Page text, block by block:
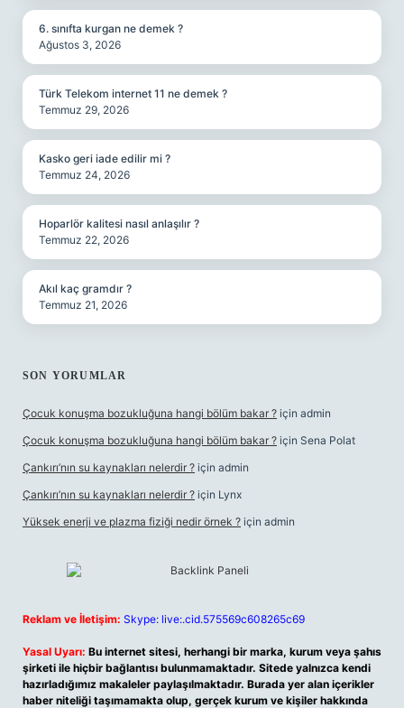
6. sınıfta kurgan ne demek ?
Ağustos 3, 2026
Türk Telekom internet 11 ne demek ?
Temmuz 29, 2026
Kasko geri iade edilir mi ?
Temmuz 24, 2026
Hoparlör kalitesi nasıl anlaşılır ?
Temmuz 22, 2026
Akıl kaç gramdır ?
Temmuz 21, 2026
SON YORUMLAR
Çocuk konuşma bozukluğuna hangi bölüm bakar ? için admin
Çocuk konuşma bozukluğuna hangi bölüm bakar ? için Sena Polat
Çankırı’nın su kaynakları nelerdir ? için admin
Çankırı’nın su kaynakları nelerdir ? için Lynx
Yüksek enerji ve plazma fiziği nedir örnek ? için admin
Reklam ve İletişim: Skype: live:.cid.575569c608265c69
Yasal Uyarı: Bu internet sitesi, herhangi bir marka, kurum veya şahıs
şirketi ile hiçbir bağlantısı bulunmamaktadır. Sitede yalnızca kendi
hazırladığımız makaleler paylaşılmaktadır. Burada yer alan içerikler
haber niteliği taşımamakta olup, gerçek kurum ve kişiler hakkında